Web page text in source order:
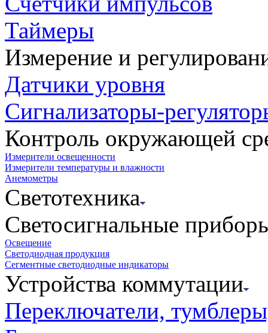
Таймеры
Измерение и
Датчики уровня
Сигнализаторы-
Контроль окружающей
Измерители освещенности
Измерители температуры и влажности
Анемометры
Светотехника
Светосигнальные
Освещение
Светодиодная продукция
Сегментные светодиодные индикаторы
Устройства коммутации
Переключатели,